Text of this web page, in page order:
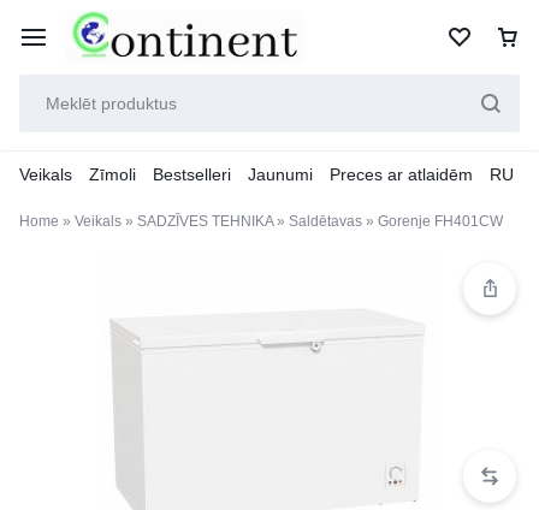
Veikals Zīmoli Bestselleri Jaunumi Preces ar atlaidēm RU
Home » Veikals » SADZĪVES TEHNIKA» Saldētavas » Gorenje FH401CW